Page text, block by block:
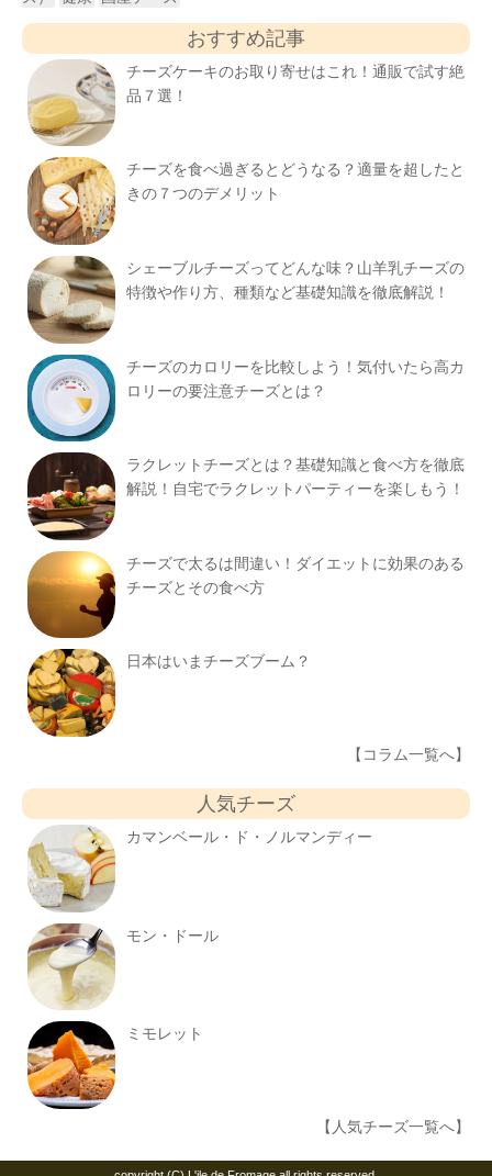
おすすめ記事
チーズケーキのお取り寄せはこれ！通販で試す絶
品７選！
チーズを食べ過ぎるとどうなる？適量を超したと
きの７つのデメリット
シェーブルチーズってどんな味？山羊乳チーズの
特徴や作り方、種類など基礎知識を徹底解説！
チーズのカロリーを比較しよう！気付いたら高カ
ロリーの要注意チーズとは？
ラクレットチーズとは？基礎知識と食べ方を徹底
解説！自宅でラクレットパーティーを楽しもう！
チーズで太るは間違い！ダイエットに効果のある
チーズとその食べ方
日本はいまチーズブーム？
【コラム一覧へ】
人気チーズ
カマンベール・ド・ノルマンディー
モン・ドール
ミモレット
【人気チーズ一覧へ】